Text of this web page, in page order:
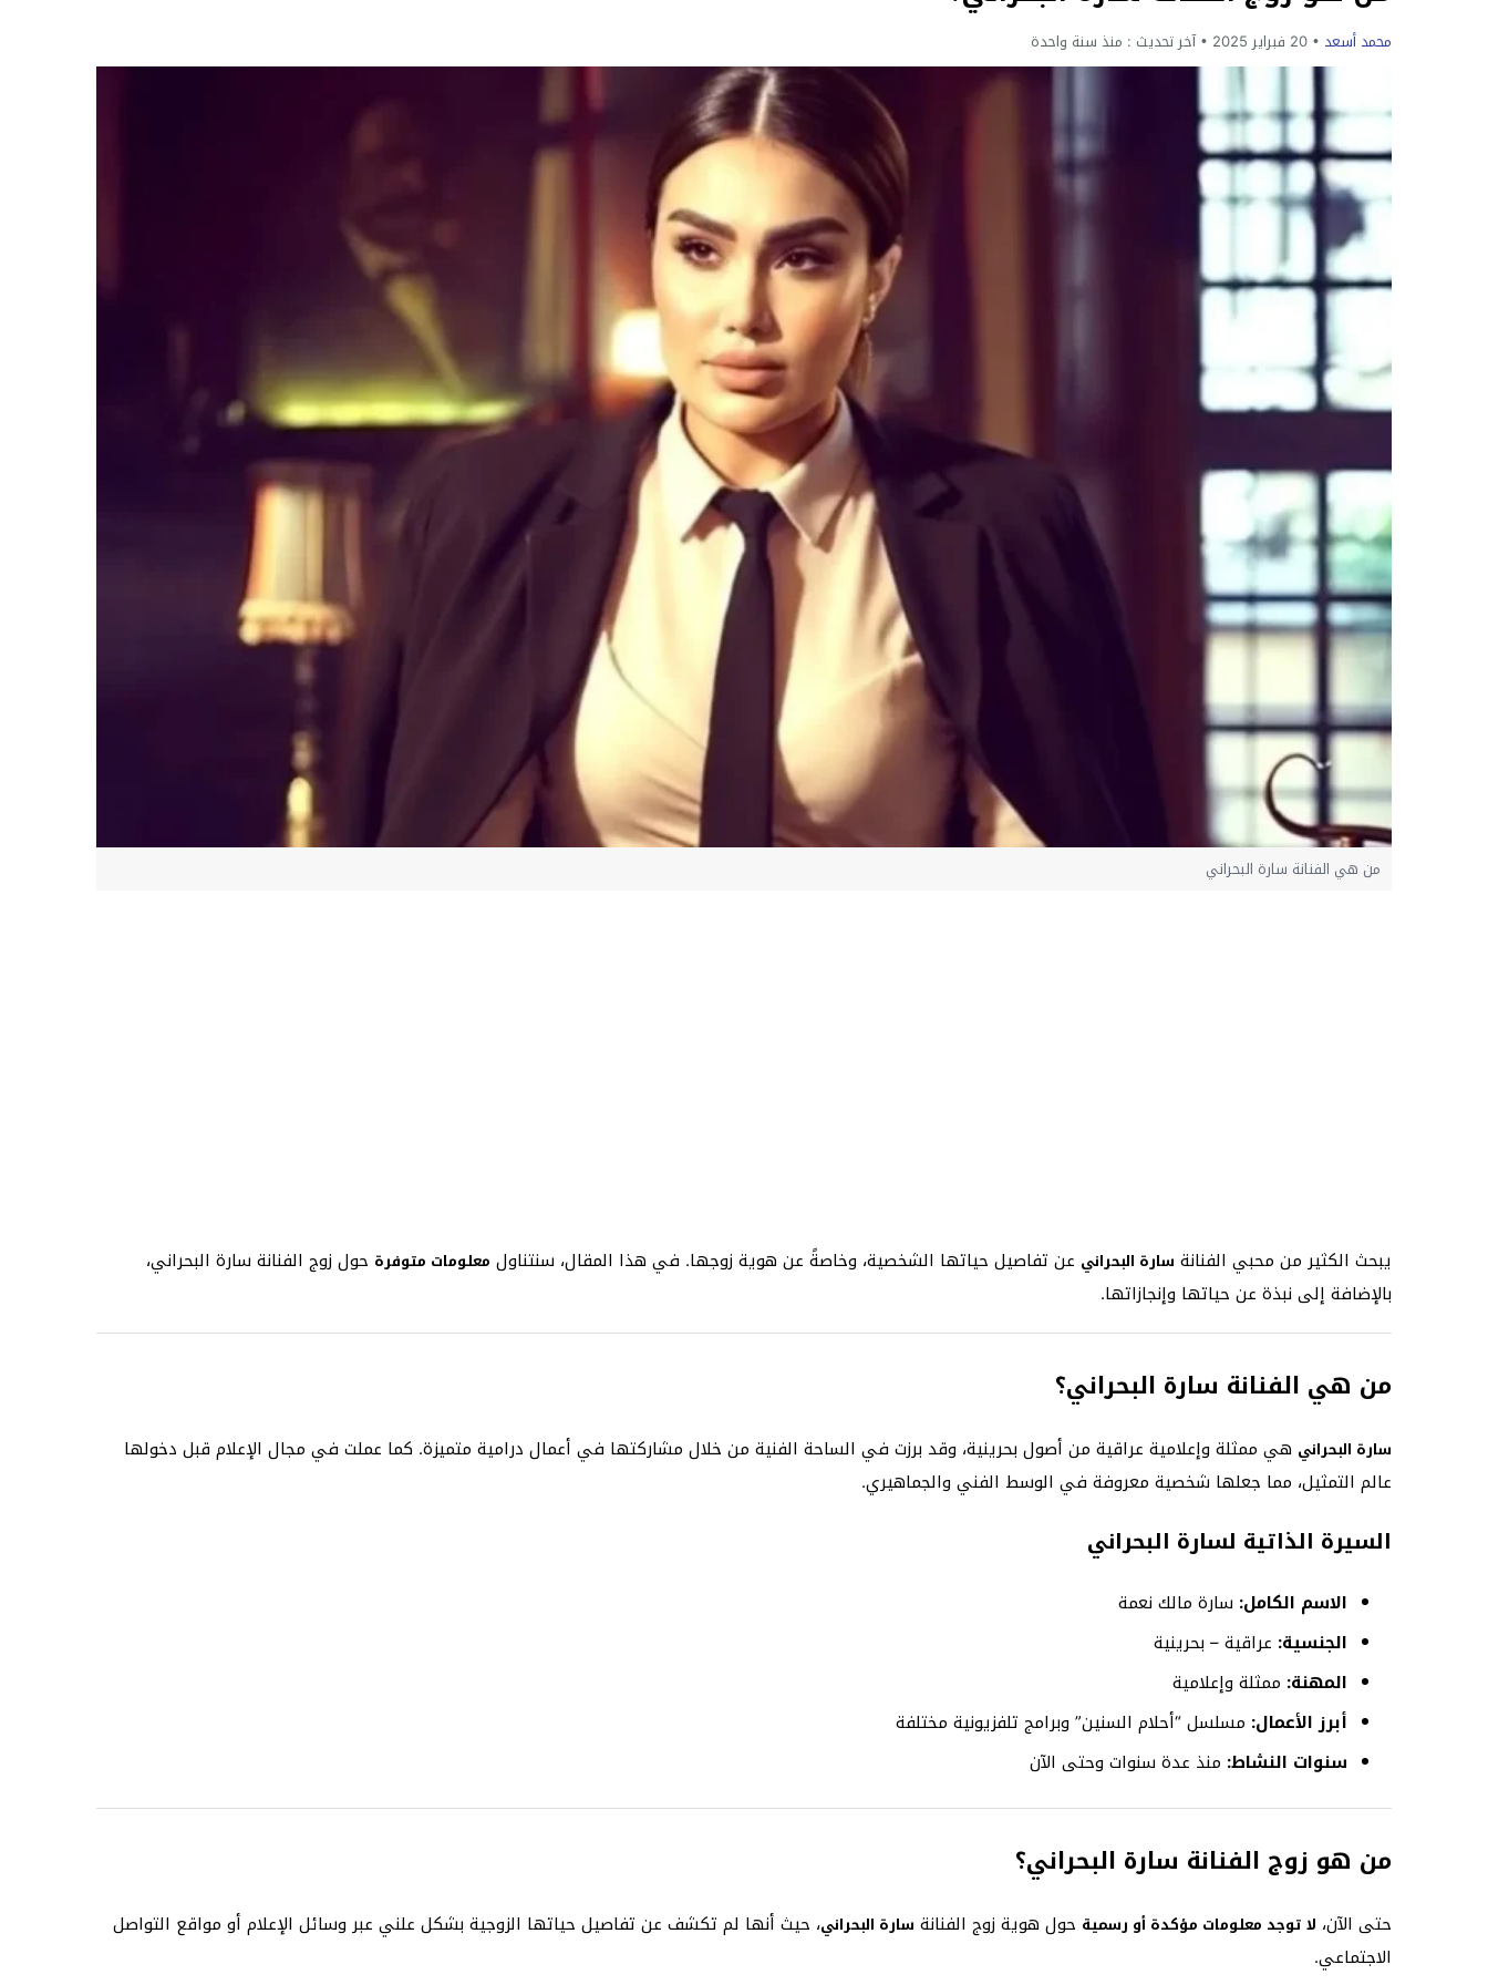
محمد أسعد 20 فبراير 2025 آخر تحديث : منذ سنة واحدة
من هي الفنانة سارة البحراني
يبحث الكثير من محبي الفنانة سارة البحراني عن تفاصيل حياتها الشخصية، وخاصةً عن هوية زوجها. في هذا المقال، سنتناول معلومات متوفرة حول زوج الفنانة سارة البحراني،
بالإضافة إلى نبذة عن حياتها وإنجازاتها.
من هي الفنانة سارة البحراني؟
سارة البحراني هي ممثلة وإعلامية عراقية من أصول بحرينية، وقد برزت في الساحة الفنية من خلال مشاركتها في أعمال درامية متميزة. كما عملت في مجال الإعلام قبل دخولها
عالم التمثيل، مما جعلها شخصية معروفة في الوسط الفني والجماهيري.
السيرة الذاتية لسارة البحراني
الاسم الكامل: سارة مالك نعمة
الجنسية: عراقية – بحرينية
المهنة: ممثلة وإعلامية
أبرز الأعمال: مسلسل “أحلام السنين” وبرامج تلفزيونية مختلفة
سنوات النشاط: منذ عدة سنوات وحتى الآن
من هو زوج الفنانة سارة البحراني؟
حتى الآن، لا توجد معلومات مؤكدة أو رسمية حول هوية زوج الفنانة سارة البحراني، حيث أنها لم تكشف عن تفاصيل حياتها الزوجية بشكل علني عبر وسائل الإعلام أو مواقع التواصل
الاجتماعي.